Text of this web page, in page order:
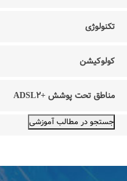
تکنولوژی
کولوکیشن
مناطق تحت پوشش +ADSL۲